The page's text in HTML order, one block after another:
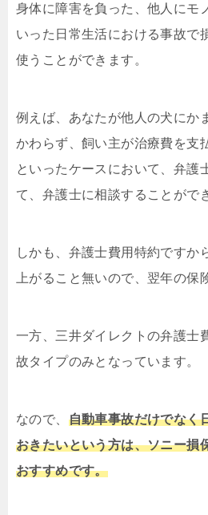
身体に障害を負った、他人にモ
いった日常生活における事故で
使うことができます。
例えば、あなたが他人の犬にか
かわらず、飼い主が治療費を支
といったケースにおいて、弁護
て、弁護士に相談することがで
しかも、弁護士費用特約ですか
上がること無いので、翌年の保
一方、三井ダイレクトの弁護士
故タイプのみとなっています。
なので、 自動車事故だけでなく
おきたいという方は、ソニー損
おすすめです。